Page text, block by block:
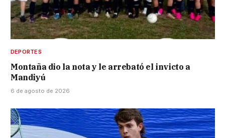
DEPORTES
Montaña dio la nota y le arrebató el invicto a
Mandiyú
6 de agosto de 2026